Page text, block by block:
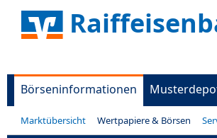
Börseninformationen
Marktübersicht Wertpapiere & Börsen